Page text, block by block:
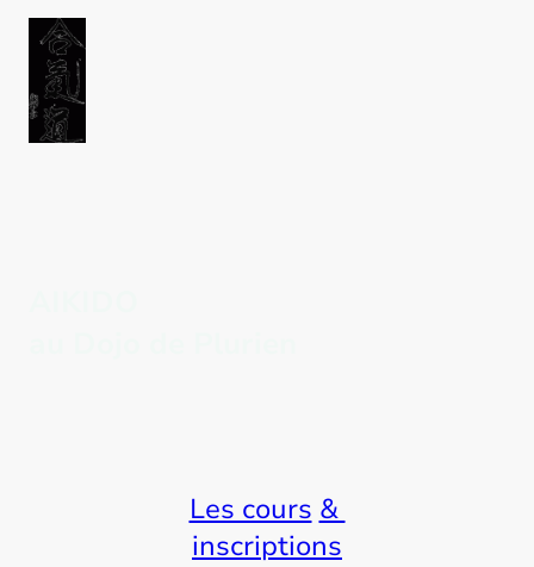
Les cours &
inscriptions